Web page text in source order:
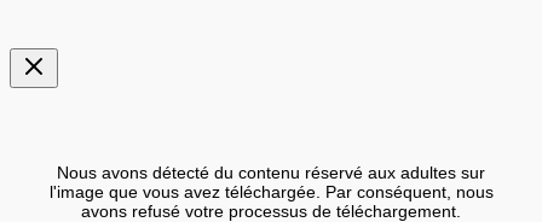
Nous avons détecté du contenu réservé aux adultes sur
l'image que vous avez téléchargée. Par conséquent, nous
avons refusé votre processus de téléchargement.